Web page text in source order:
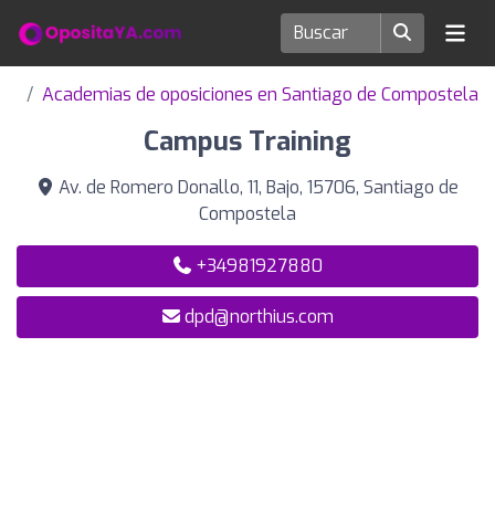
Academias de oposiciones en Santiago de Compostela
Campus Training
Av. de Romero Donallo, 11, Bajo, 15706, Santiago de
Compostela
+34981927880
dpd@northius.com